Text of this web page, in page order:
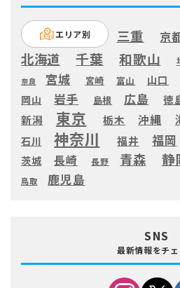
エリア別 三重 京
北海道 千葉 和歌山
奈良 宮城 宮崎 富山 山口
岡山
岩手 島根 広島 徳
新潟 東京 栃木 沖縄
石川
神奈川 福井 福岡
茨城 長崎 長野 青森 静
鳥取 鹿児島
SNS
最新情報をチ